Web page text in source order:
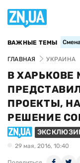
ВАЖНЫЕ ТЕМЫ
ГЛАВНАЯ УКРАИНА
В
ПРОЕКТЫ,
РЕШЕНИЕ
29 мая, 2016, 10:40